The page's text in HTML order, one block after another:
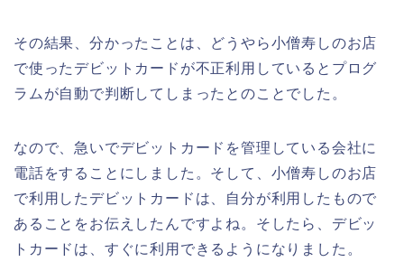
その結果、分かったことは、どうやら小僧寿しのお店
で使ったデビットカードが不正利用しているとプログ
ラムが自動で判断してしまったとのことでした。
なので、急いでデビットカードを管理している会社に
電話をすることにしました。そして、小僧寿しのお店
で利用したデビットカードは、自分が利用したもので
あることをお伝えしたんですよね。そしたら、デビッ
トカードは、すぐに利用できるようになりました。